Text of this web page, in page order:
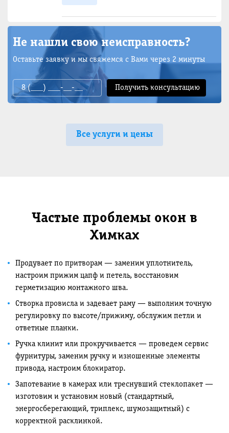
Не нашли свою неисправность?
Оставьте заявку и мы свяжемся с Вами через 2 минуты
Все услуги и цены
Частые проблемы окон в
Химках
Продувает по притворам — заменим уплотнитель,
настроим прижим цапф и петель, восстановим
герметизацию монтажного шва.
Створка провисла и задевает раму — выполним точную
регулировку по высоте/прижиму, обслужим петли и
ответные планки.
Ручка клинит или прокручивается — проведем сервис
фурнитуры, заменим ручку и изношенные элементы
привода, настроим блокиратор.
Запотевание в камерах или треснувший стеклопакет —
изготовим и установим новый (стандартный,
энергосберегающий, триплекс, шумозащитный) с
корректной расклинкой.